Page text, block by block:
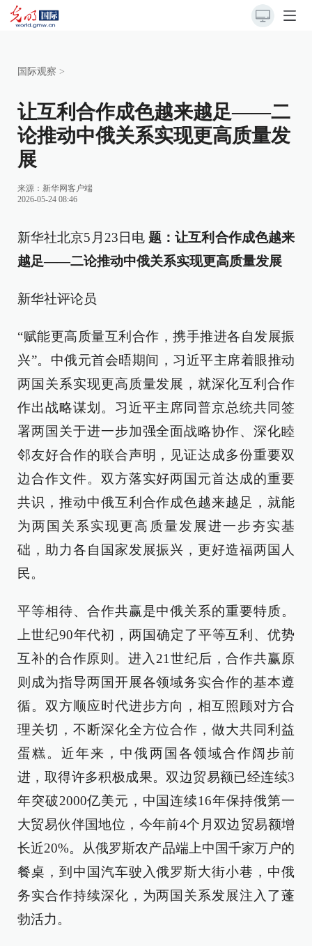
国际观察 >
让互利合作成色越来越足——二
论推动中俄关系实现更高质量发
展
来源：新华网客户端
2026-05-24 08:46
新华社北京5月23日电 题：让互利合作成色越来
越足——二论推动中俄关系实现更高质量发展
新华社评论员
“赋能更高质量互利合作，携手推进各自发展振
兴”。中俄元首会晤期间，习近平主席着眼推动
两国关系实现更高质量发展，就深化互利合作
作出战略谋划。习近平主席同普京总统共同签
署两国关于进一步加强全面战略协作、深化睦
邻友好合作的联合声明，见证达成多份重要双
边合作文件。双方落实好两国元首达成的重要
共识，推动中俄互利合作成色越来越足，就能
为两国关系实现更高质量发展进一步夯实基
础，助力各自国家发展振兴，更好造福两国人
民。
平等相待、合作共赢是中俄关系的重要特质。
上世纪90年代初，两国确定了平等互利、优势
互补的合作原则。进入21世纪后，合作共赢原
则成为指导两国开展各领域务实合作的基本遵
循。双方顺应时代进步方向，相互照顾对方合
理关切，不断深化全方位合作，做大共同利益
蛋糕。近年来，中俄两国各领域合作阔步前
进，取得许多积极成果。双边贸易额已经连续3
年突破2000亿美元，中国连续16年保持俄第一
大贸易伙伴国地位，今年前4个月双边贸易额增
长近20%。从俄罗斯农产品端上中国千家万户的
餐桌，到中国汽车驶入俄罗斯大街小巷，中俄
务实合作持续深化，为两国关系发展注入了蓬
勃活力。